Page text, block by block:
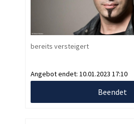
bereits versteigert
Angebot endet: 10.01.2023 17:10
Beendet